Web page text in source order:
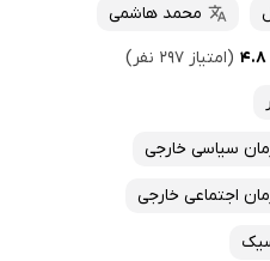
محمد هاشمی
۴.۸ (امتیاز ۲۹۷ نفر)
سیاسی خارجی
اجتماعی خارجی